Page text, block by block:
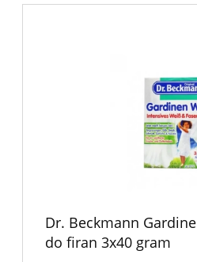
Dr. Beckmann
do firan 3x40 gram